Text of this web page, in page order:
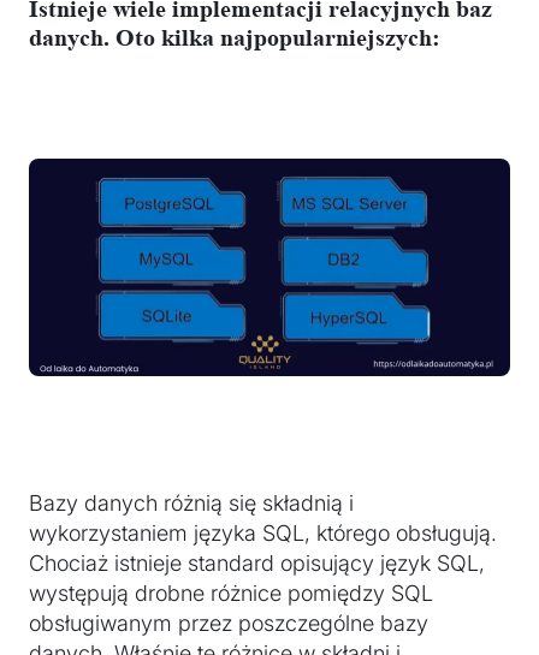
Istnieje wiele implementacji relacyjnych baz
danych. Oto kilka najpopularniejszych:
Bazy danych różnią się składnią i
wykorzystaniem języka SQL, którego obsługują.
Chociaż istnieje standard opisujący język SQL,
występują drobne różnice pomiędzy SQL
obsługiwanym przez poszczególne bazy